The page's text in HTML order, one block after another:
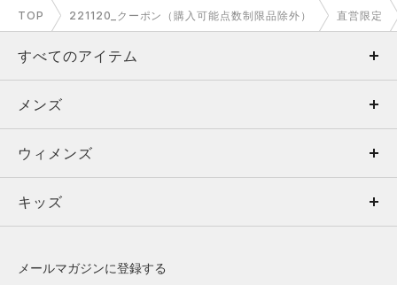
TOP 221120_クーポン（購入可能点数制限品除外） 直営限定
すべてのアイテム
メンズ
ウィメンズ
キッズ
メンズ
トップス
ボトムス
ウィメンズ
トップス
キッズ
メールマガジンに登録する